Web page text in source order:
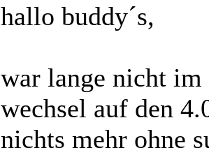
hallo buddy´s,
war lange nicht
wechsel auf den
nichts mehr ohne